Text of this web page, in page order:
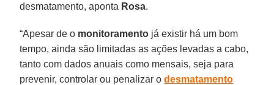
desmatamento, aponta Rosa.
“Apesar de o monitoramento já existir há um bom
tempo, ainda são limitadas as ações levadas a cabo,
tanto com dados anuais como mensais, seja para
prevenir, controlar ou penalizar odesmatamento